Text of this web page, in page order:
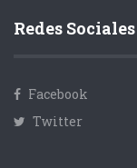
Redes Sociales
Facebook
Twitter